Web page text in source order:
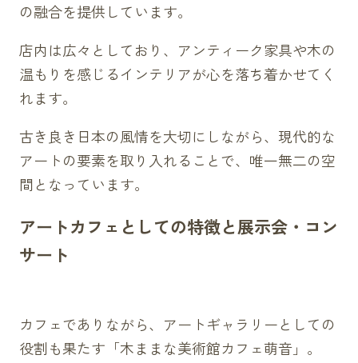
の融合を提供しています。
店内は広々としており、アンティーク家具や木の
温もりを感じるインテリアが心を落ち着かせてく
れます。
古き良き日本の風情を大切にしながら、現代的な
アートの要素を取り入れることで、唯一無二の空
間となっています。
アートカフェとしての特徴と展示会・コン
サート
カフェでありながら、アートギャラリーとしての
役割も果たす「木ままな美術館カフェ萌音」。